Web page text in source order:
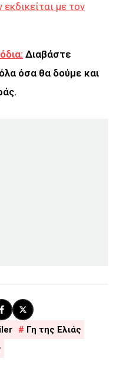
εκδικείται με τον
Διαβάστε
όλα όσα θα δούμε και
Γη της Ελιάς